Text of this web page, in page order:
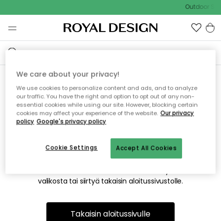
Outdoor
Emme valitettavasti löydä
etsimääsi sivua
Tämä voi johtua siitä, että sivua ei enää ole tai siitä, että se
on siirretty muualle. Pahoittelemme tästä mahdollisesti
valikosta tai siirtyä takaisin aloitussivustolle.
Takaisin aloitussivulle
We care about your privacy!
We use cookies to personalize content and ads, and to analyze
our traffic. You have the right and option to opt out of any non-
essential cookies while using our site. However, blocking certain
cookies may affect your experience of the website. Our privacy
policy Google's privacy policy
Accept All Cookies
Cookie Settings